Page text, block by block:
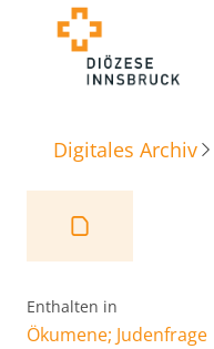
Digitales Archiv
Enthalten in
Ökumene; Judenfrage